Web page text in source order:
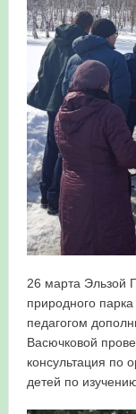
26 марта Эльзой
природного
педагогом
Васючковой
консультация по
детей по